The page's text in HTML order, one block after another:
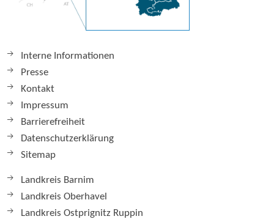
Interne Informationen
Presse
Kontakt
Impressum
Barrierefreiheit
Datenschutzerklärung
Sitemap
Landkreis Barnim
Landkreis Oberhavel
Landkreis Ostprignitz Ruppin